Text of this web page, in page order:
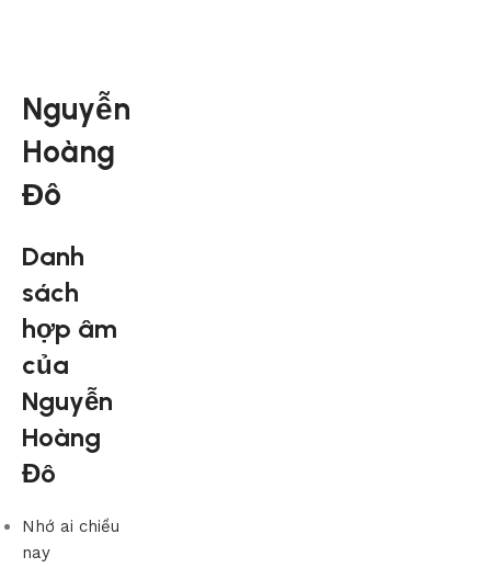
Nguyễn
Hoàng
Đô
Danh
sách
hợp âm
của
Nguyễn
Hoàng
Đô
Nhớ ai chiều
nay